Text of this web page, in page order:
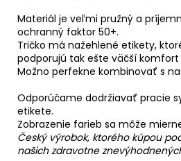
Materiál je veľmi pružný a
ochranný faktor 50+.
Tričko má nažehlené etikety,
podporujú tak ešte väčší komfort
Možno perfekne kombinovať s
Odporúčame dodržiavať pracie
etikete.
Zobrazenie farieb sa môže
Český výrobok, ktorého kúpou
našich zdravotne